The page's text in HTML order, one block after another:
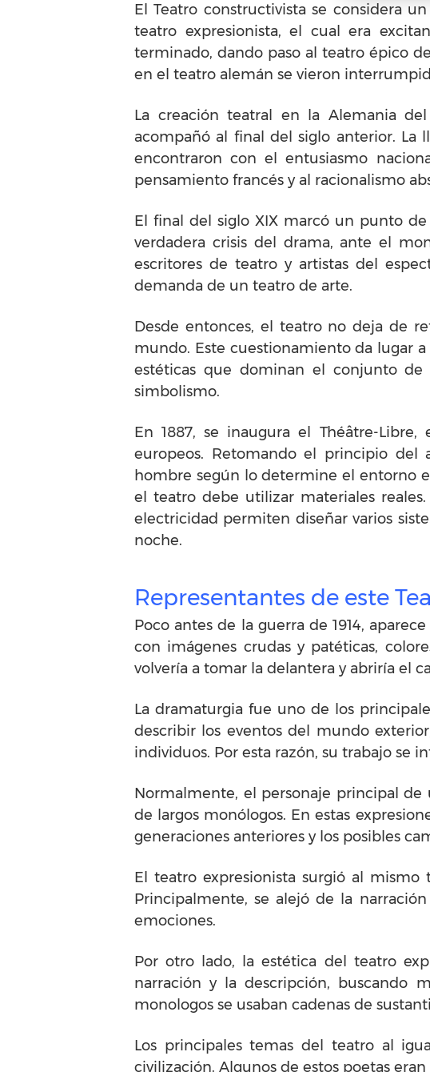
El Teatro constructivista se considera
teatro expresionista, el cual era
terminado, dando paso al teatro épico
en el teatro alemán se vieron
La creación teatral en la Alemania
acompañó al final del siglo anterior. La
encontraron con el entusiasmo
pensamiento francés y al racionalismo
El final del siglo XIX marcó un punto
verdadera crisis del drama, ante el
escritores de teatro y artistas del
demanda de un teatro de arte.
Desde entonces, el teatro no deja de
mundo. Este cuestionamiento da lugar
estéticas que dominan el conjunto
simbolismo.
En 1887, se inaugura el Théâtre-
europeos. Retomando el principio del
hombre según lo determine el entorno
el teatro debe utilizar materiales
electricidad permiten diseñar varios
noche.
Representantes de este
Poco antes de la guerra de 1914,
con imágenes crudas y patéticas,
volvería a tomar la delantera y abriría el
La dramaturgia fue uno de los
describir los eventos del mundo
individuos. Por esta razón, su trabajo se
Normalmente, el personaje principal de
de largos monólogos. En estas
generaciones anteriores y los posibles
El teatro expresionista surgió al
Principalmente, se alejó de la
emociones.
Por otro lado, la estética del teatro
narración y la descripción, buscando
monologos se usaban cadenas de
Los principales temas del teatro al
civilización. Algunos de estos poetas